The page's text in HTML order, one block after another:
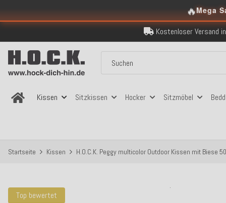
🔥Mega
Kostenloser Versand
Über 120.000
Sicher
Kissen Sitzkissen Hocker Sitzmöbel
Startseite Kissen H.O.C.K. Peggy multicolor Outdoor Kissen mit Biese
Top bewertet